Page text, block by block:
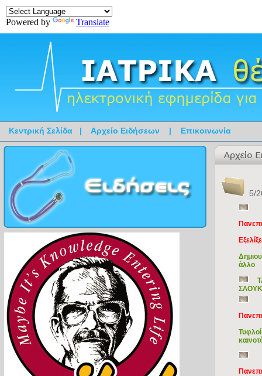
Powered by Translate
Κεντρική Σελίδα | Αρχείο Ειδήσεων | Επικοινωνία
5/
άλλο